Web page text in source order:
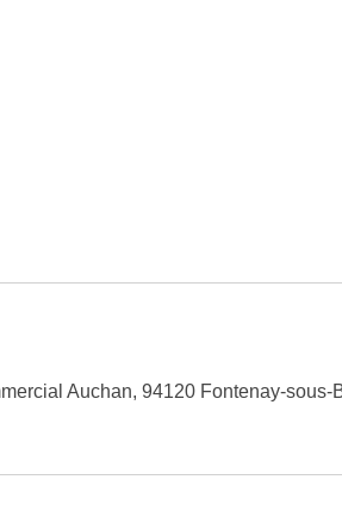
Auchan, 94120 Fontenay-sous-